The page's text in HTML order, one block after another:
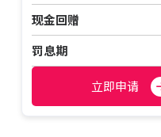
现金回赠
罚息期
立即申请